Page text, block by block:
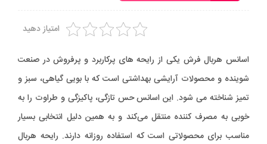
امتیاز دهید
اسانس هربال فرش یکی از رایحه های پرکاربرد و پرفروش در صنعت
شوینده و محصولات آرایشی بهداشتی است که با بویی گیاهی، سبز و
تمیز شناخته می شود. این اسانس حس تازگی، پاکیزگی و طراوت را به
خوبی به مصرف کننده منتقل می‌کند و به همین دلیل انتخابی بسیار
مناسب برای محصولاتی است که استفاده روزانه دارند. رایحه هربال